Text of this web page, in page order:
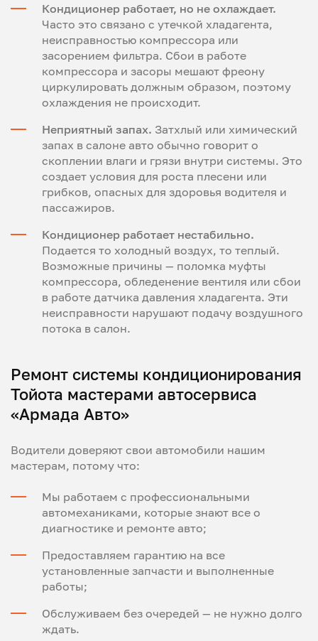
Кондиционер работает, но не охлаждает.
Часто это связано с утечкой хладагента,
неисправностью компрессора или
засорением фильтра. Сбои в работе
компрессора и засоры мешают фреону
циркулировать должным образом, поэтому
охлаждения не происходит.
Неприятный запах. Затхлый или химический
запах в салоне авто обычно говорит о
скоплении влаги и грязи внутри системы. Это
создает условия для роста плесени или
грибков, опасных для здоровья водителя и
пассажиров.
Кондиционер работает нестабильно.
Подается то холодный воздух, то теплый.
Возможные причины — поломка муфты
компрессора, обледенение вентиля или сбои
в работе датчика давления хладагента. Эти
неисправности нарушают подачу воздушного
потока в салон.
Ремонт системы кондиционирования
Тойота мастерами автосервиса
«Армада Авто»
Водители доверяют свои автомобили нашим
мастерам, потому что:
Мы работаем с профессиональными
автомеханиками, которые знают все о
диагностике и ремонте авто;
Предоставляем гарантию на все
установленные запчасти и выполненные
работы;
Обслуживаем без очередей — не нужно долго
ждать.